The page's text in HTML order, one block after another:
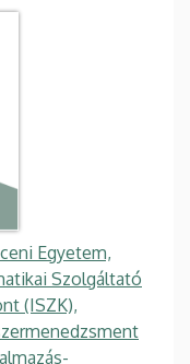
Egyetem,
Szolgáltató
(ISZK),